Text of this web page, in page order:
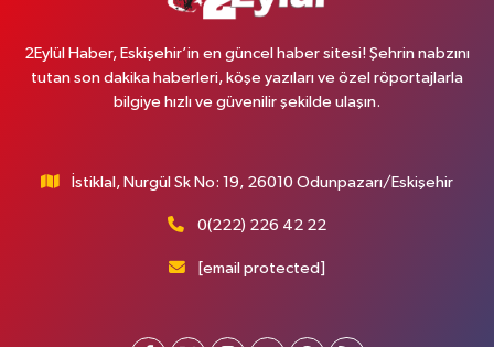
2Eylül Haber, Eskişehir’in en güncel haber sitesi! Şehrin nabzını
tutan son dakika haberleri, köşe yazıları ve özel röportajlarla
bilgiye hızlı ve güvenilir şekilde ulaşın.
İstiklal, Nurgül Sk No: 19, 26010 Odunpazarı/Eskişehir
0(222) 226 42 22
[email protected]